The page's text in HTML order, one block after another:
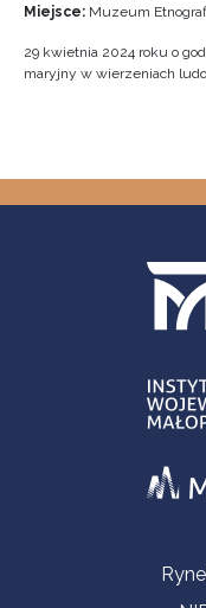
Miejsce: Muzeum
29 kwietnia 2024 roku o
maryjny w wierzeniach
Informacje